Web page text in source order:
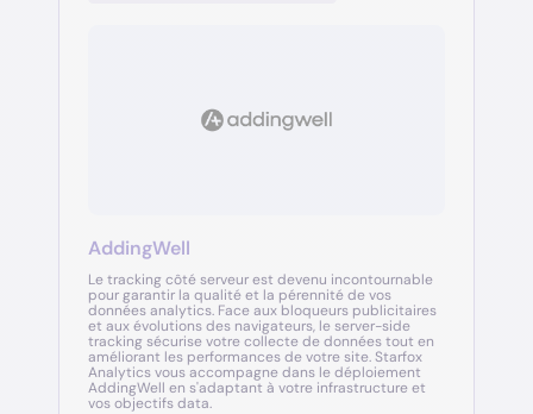
AddingWell
Le tracking côté serveur est devenu incontournable
pour garantir la qualité et la pérennité de vos
données analytics. Face aux bloqueurs publicitaires
et aux évolutions des navigateurs, le server-side
tracking sécurise votre collecte de données tout en
améliorant les performances de votre site. Starfox
Analytics vous accompagne dans le déploiement
AddingWell en s'adaptant à votre infrastructure et
vos objectifs data.